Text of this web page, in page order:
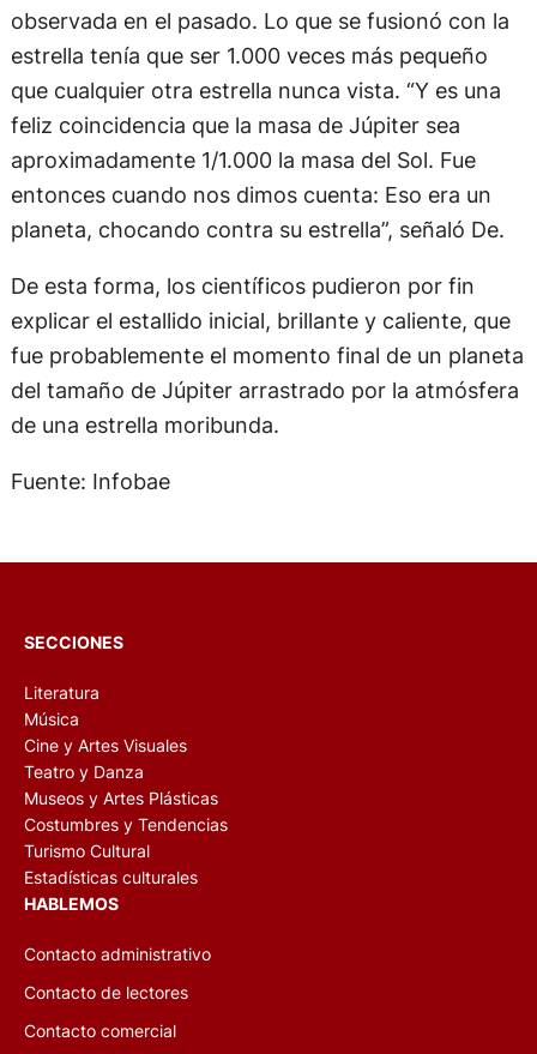
observada en el pasado. Lo que se fusionó con la
estrella tenía que ser 1.000 veces más pequeño
que cualquier otra estrella nunca vista. “Y es una
feliz coincidencia que la masa de Júpiter sea
aproximadamente 1/1.000 la masa del Sol. Fue
entonces cuando nos dimos cuenta: Eso era un
planeta, chocando contra su estrella”, señaló De.
De esta forma, los científicos pudieron por fin
explicar el estallido inicial, brillante y caliente, que
fue probablemente el momento final de un planeta
del tamaño de Júpiter arrastrado por la atmósfera
de una estrella moribunda.
Fuente: Infobae
SECCIONES
Literatura
Música
Cine y Artes Visuales
Teatro y Danza
Museos y Artes Plásticas
Costumbres y Tendencias
Turismo Cultural
Estadísticas culturales
HABLEMOS
Contacto administrativo
Contacto de lectores
Contacto comercial